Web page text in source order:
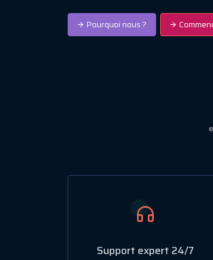
Pourquoi nous ?
Support expert 24/7